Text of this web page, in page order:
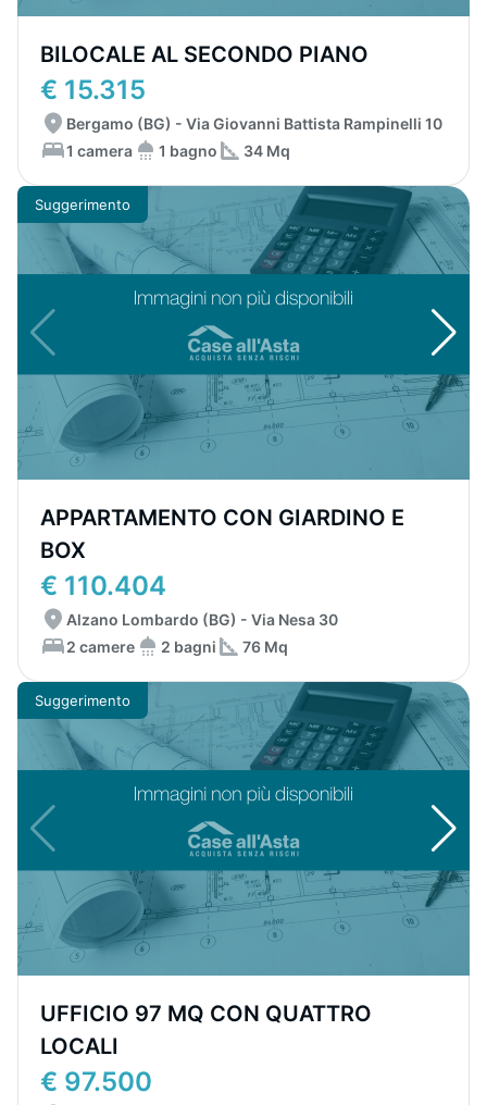
BILOCALE AL SECONDO PIANO
€ 15.315
Bergamo (BG) - Via Giovanni Battista Rampinelli 10
1 camera
1 bagno 34 Mq
Suggerimento
APPARTAMENTO CON GIARDINO E
BOX
€ 110.404
Alzano Lombardo (BG) - Via Nesa 30
2 camere
2 bagni 76 Mq
Suggerimento
UFFICIO 97 MQ CON QUATTRO
LOCALI
€ 97.500